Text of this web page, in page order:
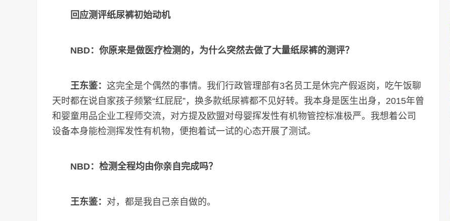
回应测评纸尿裤初始动机
NBD：你原来是做医疗检测的，为什么突然去做了大量纸尿裤的测评？
王东鉴： 这完全是个偶然的事情。我们行政管理部有3名员工是休完产假返岗，吃午饭聊
天时都在说自家孩子频繁“红屁屁”，换多款纸尿裤都不见好转。我本身是医生出身，2015年曾
和婴童用品企业工程师交流，对方提及欧盟对母婴挥发性有机物管控标准极严。我想着公司
设备本身能检测挥发性有机物，便抱着试一试的心态开展了测试。
NBD：检测全程均由你亲自完成吗？
王东鉴： 对，都是我自己亲自做的。